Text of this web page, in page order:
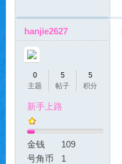
hanjie2627
0
主题
5
帖子
5
积分
新手上路
金钱
109
号角币
1